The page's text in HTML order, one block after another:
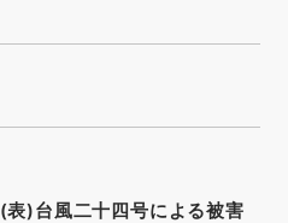
(表)台風二十四号による被害